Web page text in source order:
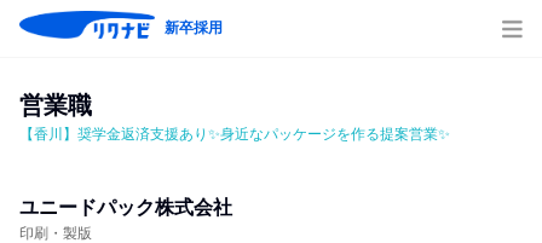
新卒採用
営業職
【香川】奨学金返済支援あり✨身近なパッケージを作る提案営業✨
ユニードパック株式会社
印刷・製版